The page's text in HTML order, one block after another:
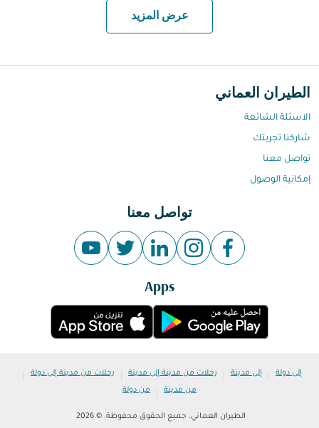
عرض المزيد
الطيران العماني
الاسئلة الشائعة
شاركنا تجربتك
تواصل معنا
إمكانية الوصول
تواصل معنا
Apps
إلى دولة | إلى مدينة | رحلات من مدينة إلى مدينة | رحلات من مدينة إلى دولة |
من مدينة | من دولة
الطيران العماني. جميع الحقوق محفوظة. © 2026